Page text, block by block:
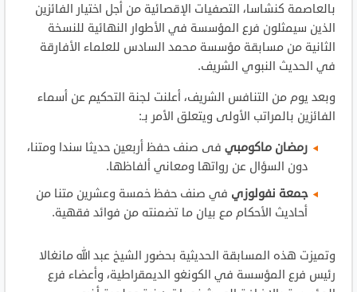
بالعاصمة كنشاسا، التصفيات الإقصائيةمن أجل اختيار الفائزين
الذين سيمثلون فرع المؤسسة في الأطوار النهائية للنسخة
الثانية من مسابقة مؤسسة محمد السادس للعلماء الأفارقة
في الحديث النبوي الشريف.
وبعد يوم من التنافس الشريف، أعلنت لجنة التحكيم عن أسماء
الفائزين بالمراتب الأولى ويتعلق الأمر بـ:
رمضان ماكومبي فى صنف حفظ أربعين حديثا سندا ومتنا،
دون السؤال عن رواتها ومعاني ألفاظها.
جمعة نفولوزي في صنف حفظ خمسة وعشرين متنا من
أحاديث الأحكام مع بيان ما تضمنته من فوائد فقهية.
وتميزت هذه المسابقة الحديثية بحضور الشيخ عبد الله مانغالا
رئيس فرع المؤسسة في الكونغو الديمقراطية، وأعضاء فرع